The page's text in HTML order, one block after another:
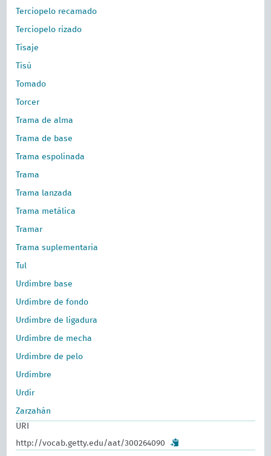
Terciopelo recamado
Terciopelo rizado
Tisaje
Tisú
Tomado
Torcer
Trama de alma
Trama de base
Trama espolinada
Trama
Trama lanzada
Trama metálica
Tramar
Trama suplementaria
Tul
Urdimbre base
Urdimbre de fondo
Urdimbre de ligadura
Urdimbre de mecha
Urdimbre de pelo
Urdimbre
Urdir
Zarzahán
URI
http://vocab.getty.edu/aat/300264090